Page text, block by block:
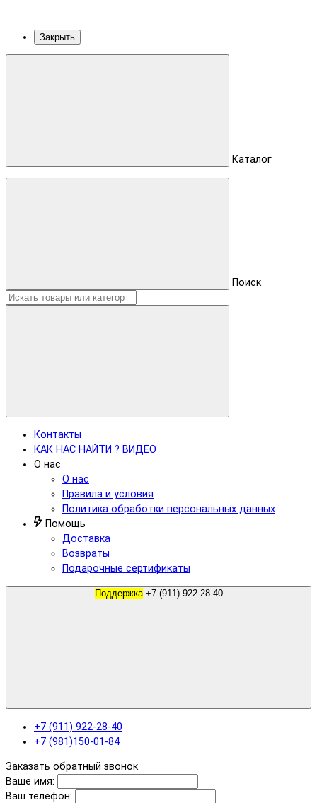
Закрыть
Каталог
Поиск
Контакты
КАК НАС НАЙТИ ? ВИДЕО
О нас
О нас
Правила и условия
Политика обработки персональных данных
Помощь
Доставка
Возвраты
Подарочные сертификаты
Поддержка +7 (911) 922-28-40
+7 (911) 922-28-40
+7 (981)150-01-84
Заказать обратный звонок
Ваше имя:
Ваш телефон: